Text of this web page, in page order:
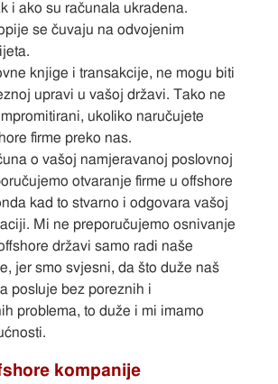
i ako su računala ukradena.
se čuvaju na odvojenim
knjige i transakcije, ne mogu biti
upravi u vašoj državi. Tako ne
ukoliko naručujete
firme preko nas.
o vašoj namjeravanoj poslovnoj
otvaranje firme u offshore
kad to stvarno i odgovara vašoj
Mi ne preporučujemo osnivanje
državi samo radi naše
jer smo svjesni, da što duže naš
posluje bez poreznih i
problema, to duže i mi imamo
kompanije